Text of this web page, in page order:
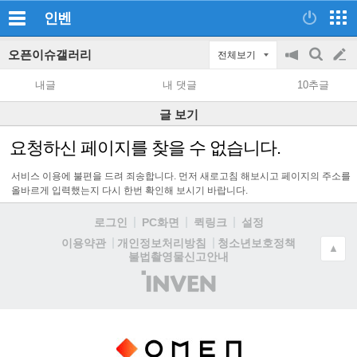
인벤
오픈이슈갤러리 전체보기
공
지
on/off
검
색
글
쓰
기
내글 내 댓글 10추글
글 보기
요청하신 페이지를 찾을 수 없습니다.
서비스 이용에 불편을 드려 죄송합니다. 먼저 새로고침 해보시고 페이지의 주소를
올바르게 입력했는지 다시 한번 확인해 보시기 바랍니다.
로그인 PC화면 퀵링크
설정
이용약관
개인정보처리방침
청소년보호정책
불법촬영물신고안내
(주)
인
▲